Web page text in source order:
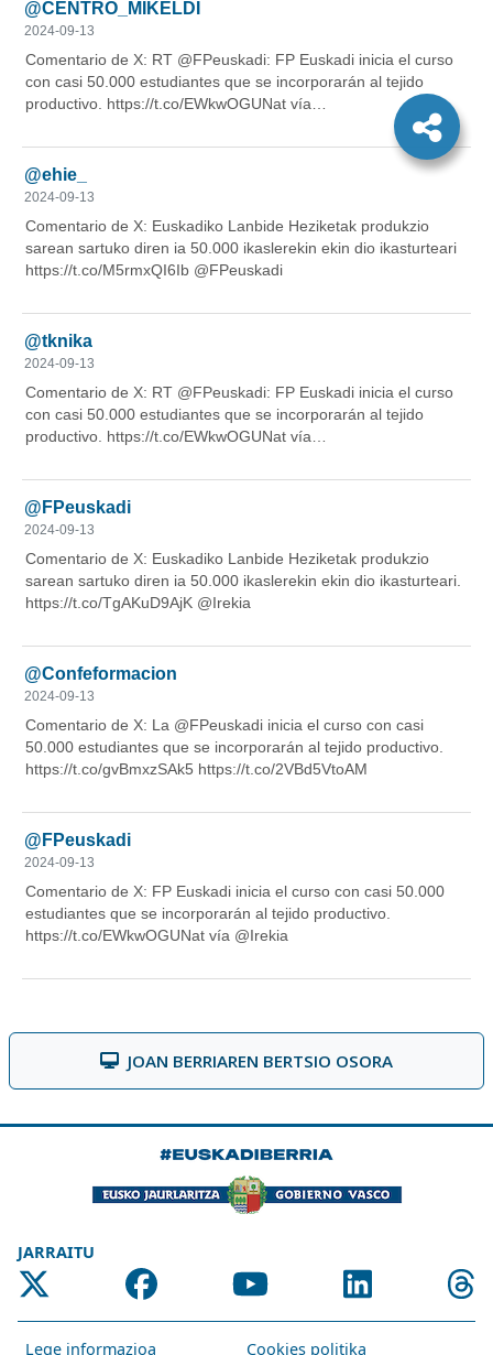
JOAN BERRIAREN BERTSIO OSORA
JARRAITU
Lege informazioa Cookies politika